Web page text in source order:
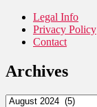
Legal Info
Privacy Policy
Contact
Archives
Archives